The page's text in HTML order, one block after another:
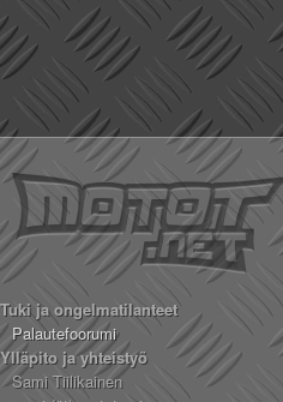
Tuki ja ongelmatilanteet
Palautefoorumi
Ylläpito ja yhteistyö
Sami Tiilikainen